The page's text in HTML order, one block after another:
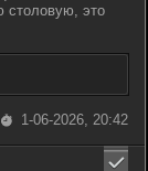
столовую, это
1-06-2026, 20:42